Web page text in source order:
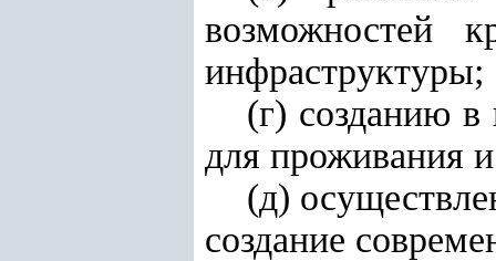
возможностей
инфраструктуры;
(г) созданию в
для проживания
(д)
создание